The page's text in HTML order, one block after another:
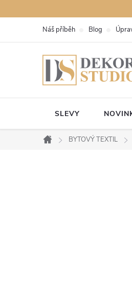
na
Náš příběh Blog
SLEVY
Domů
BYTOVÝ TEXTIL